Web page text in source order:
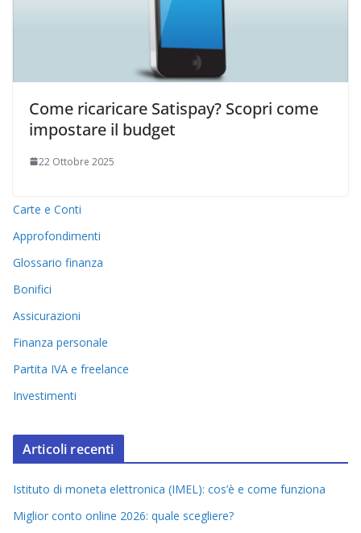
Come ricaricare Satispay? Scopri come
impostare il budget
22 Ottobre 2025
Carte e Conti
Approfondimenti
Glossario finanza
Bonifici
Assicurazioni
Finanza personale
Partita IVA e freelance
Investimenti
Articoli recenti
Istituto di moneta elettronica (IMEL): cos’è e come funziona
Miglior conto online 2026: quale scegliere?